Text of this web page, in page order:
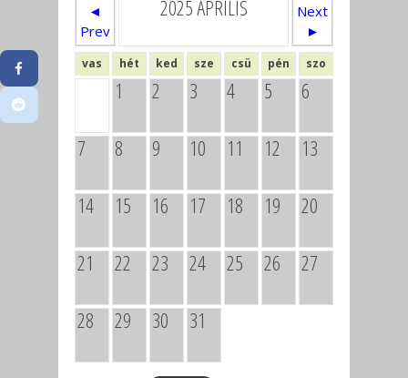
◄
Prev
2025 ÁPRILIS
Next
►
vas hét ked sze csü pén szo
1 2 3 4 5 6
7 8 9 10 11 12 13
14 15 16 17 18 19 20
21 22 23 24 25 26 27
28 29 30 31